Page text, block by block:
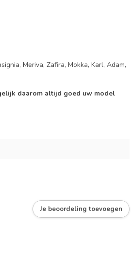
Meriva, Zafira, Mokka, Karl, Adam,
daarom altijd goed uw model
Je beoordeling toevoegen